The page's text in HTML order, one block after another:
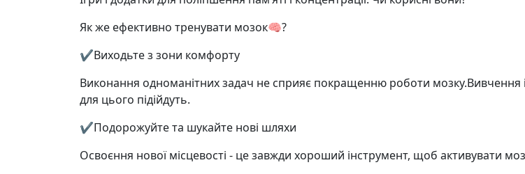
Як же ефективно тренувати мозок🧠?
✔️Виходьте з зони комфорту
Виконання одноманітних задач не сприяє покращенню роботи мозку.Вивчення
для цього підійдуть.
✔️Подорожуйте та шукайте нові шляхи
Освоєння нової місцевості - це завжди хороший інструмент, щоб активувати